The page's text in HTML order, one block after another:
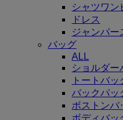
シャツワン
ドレス
ジャンパー
バッグ
ALL
ショルダー
トートバッ
バックパッ
ボストンバ
ボディバッ